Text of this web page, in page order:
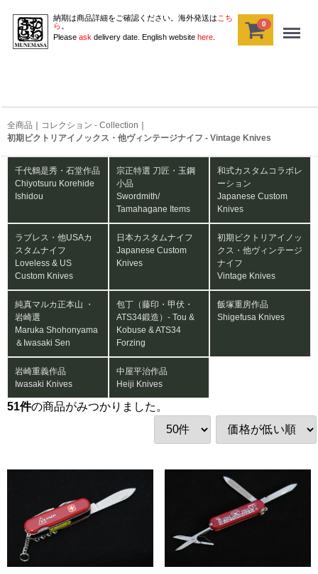
納期は商品詳細をご確認ください。海外発送は こち
ら 。
Please ask delivery date. English website here
0 Menu
全商品
コレクション - Collection
初期ビクトリアイノックス・他ヴィンテージナイフ - Vintage Knives
千代鶴是秀・石堂作品
Chiyotsuru Korehide
Ishidou
宗正特選 刀匠・玉鋼
小品
Swordmith/
Tamahagane Items
和式カスタムコラボレ
ーション
Japanese Custom
Knives
ラブレス・他USAカ
スタムナイフ
Loveless & US
Custom Knives
日本カスタムナイフ
Japanese Custom
Knives
初期ビクトリアイノッ
クス・他ヴィンテージ
ナイフ
Vintage Knives
純真マルカ正本山 ・
岩崎選
Maruka Shohonyama
＆Iwasaki Sen
包丁（藤印・甲伏・
ATS34鍛造）‐ Tou &
Kobuse & ATS34
Forzing
飯塚重房作品
Shigefusa Knives
岩崎重義作品
Iwasaki Knives
中屋平治作品
Heiji Knives
51件の商品がみつかりました。